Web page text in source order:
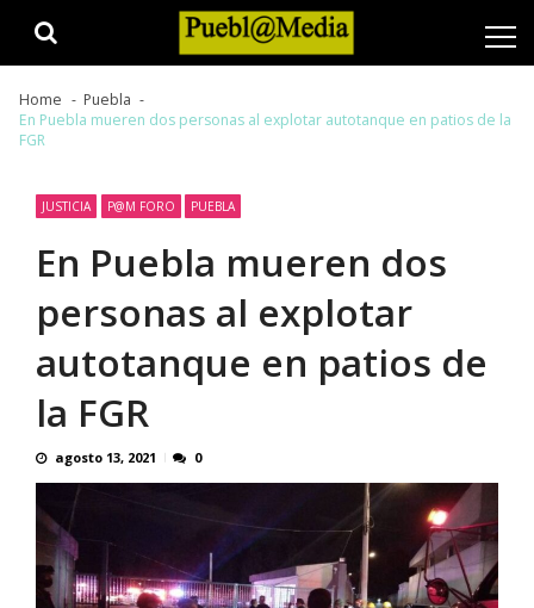
Home
Puebla
En Puebla mueren dos personas al explotar autotanque en patios de la
FGR
JUSTICIA P@M FORO PUEBLA
En Puebla mueren dos
personas al explotar
autotanque en patios de
la FGR
agosto 13, 2021 0